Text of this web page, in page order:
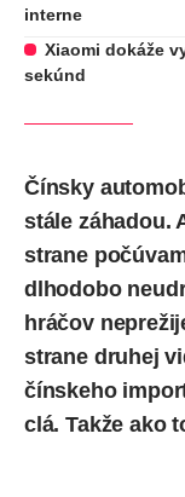
interne
Xiaomi dokáže
sekúnd
Čínsky
stále záhadou.
strane
dlhodobo
hráčov
strane druhej
čínskeho
clá. Takže ako